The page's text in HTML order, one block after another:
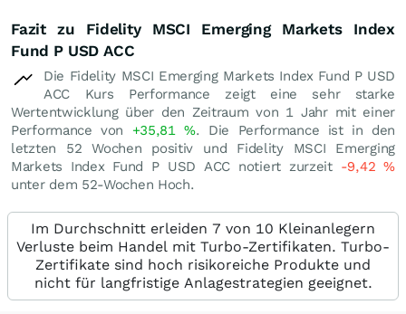
Fazit zu Fidelity MSCI Emerging Markets Index
Fund P USD ACC
Die Fidelity MSCI Emerging Markets Index Fund P USD
ACC Kurs Performance zeigt eine sehr starke
Wertentwicklung über den Zeitraum von 1 Jahr mit einer
Performance von +35,81%. Die Performance ist in den
letzten 52 Wochen positiv und Fidelity MSCI Emerging
Markets Index Fund P USD ACC notiert zurzeit -9,42%
unter dem 52-Wochen Hoch.
Im Durchschnitt erleiden 7 von 10 Kleinanlegern
Verluste beim Handel mit Turbo-Zertifikaten. Turbo-
Zertifikate sind hoch risikoreiche Produkte und
nicht für langfristige Anlagestrategien geeignet.